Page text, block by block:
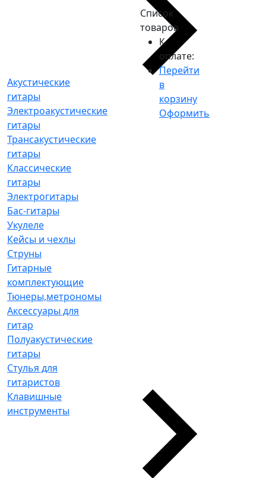
Акустические
гитары
Электроакустические
гитары
Трансакустические
гитары
Классические
гитары
Электрогитары
Бас-гитары
Укулеле
Кейсы и чехлы
Струны
Гитарные
комплектующие
Тюнеры,метрономы
Аксессуары для
гитар
Полуакустические
гитары
Стулья для
гитаристов
Клавишные
инструменты
Список
товаров
К
оплате:
Перейти
в
корзину
Оформить